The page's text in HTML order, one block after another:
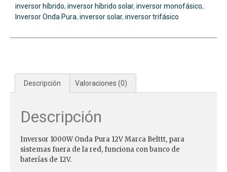
inversor híbrido, inversor híbrido solar, inversor monofásico,
Inversor Onda Pura, inversor solar, inversor trifásico
Descripción Valoraciones (0)
Descripción
Inversor 1000W Onda Pura 12V Marca Belttt, para
sistemas fuera de la red, funciona con banco de
baterías de 12V.